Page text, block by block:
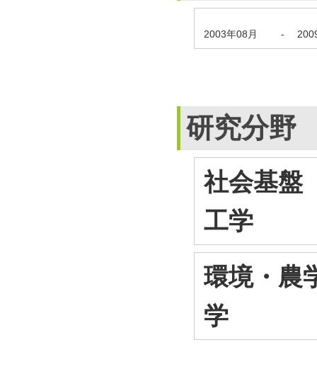
2003年08月 -
研究分野
社会基盤
工学
環境・農
学